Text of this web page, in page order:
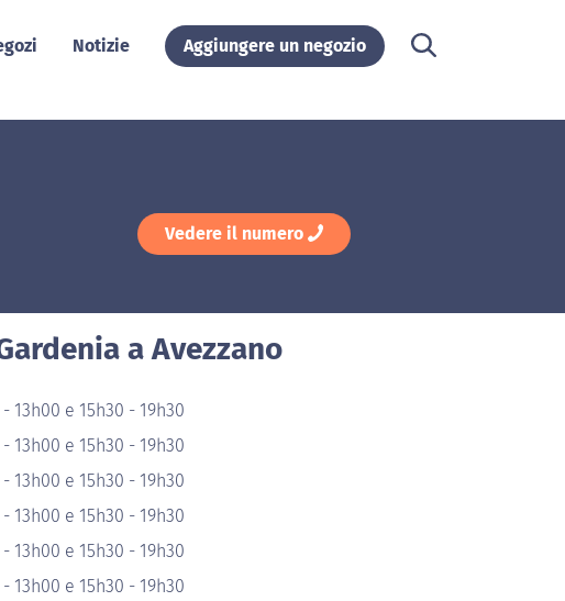
Notizie Aggiungere un negozio
Vedere il numero
a Avezzano
13h00 e 15h30 - 19h30
13h00 e 15h30 - 19h30
13h00 e 15h30 - 19h30
13h00 e 15h30 - 19h30
13h00 e 15h30 - 19h30
13h00 e 15h30 - 19h30